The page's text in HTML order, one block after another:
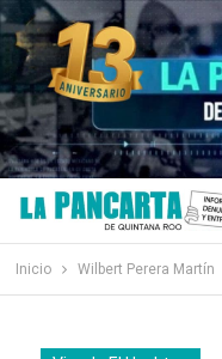
Inicio Wilbert Perera Martín